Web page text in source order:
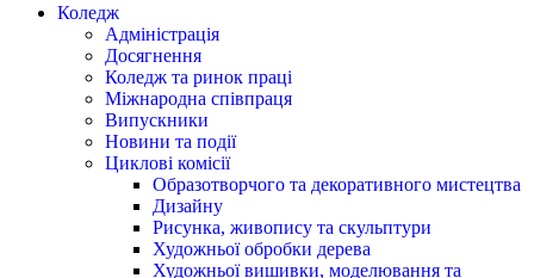
Коледж
Адміністрація
Досягнення
Коледж та ринок праці
Міжнародна співпраця
Випускники
Новини та події
Циклові комісії
Образотворчого та декоративного мистецтва
Дизайну
Рисунка, живопису та скульптури
Художньої обробки дерева
Художньої вишивки, моделювання та